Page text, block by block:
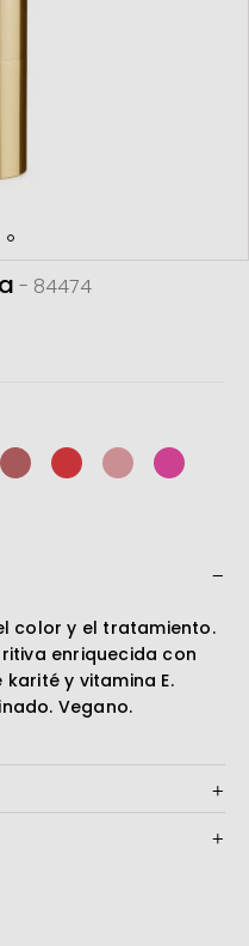
- 84474
color y el tratamiento.
enriquecida con
y vitamina E.
Vegano.